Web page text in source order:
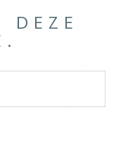
DEZE